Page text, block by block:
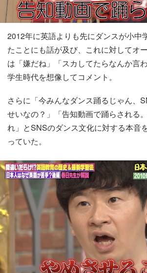
2012年に英語よりも先にダンスが小中
たことにも話が及び、これに対してオ
は「嫌だね」「スカしてたらなんか言
学生時代を想像してコメント。
さらに「今みんなダンス踊るじゃん、
せいなの？」「告知動画で踊らされる
れ」とSNSのダンス文化に対する本音
っていた。